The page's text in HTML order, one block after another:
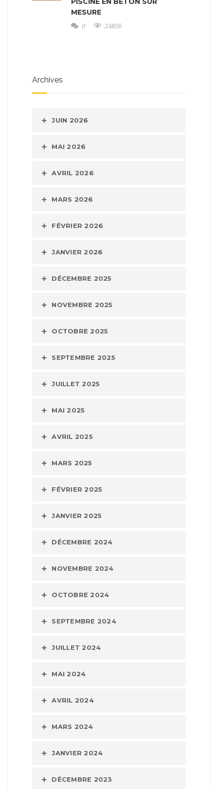
MESURE
0 24856
Archives
JUIN 2026
MAI 2026
AVRIL 2026
MARS 2026
FÉVRIER 2026
JANVIER 2026
DÉCEMBRE 2025
NOVEMBRE 2025
OCTOBRE 2025
SEPTEMBRE 2025
JUILLET 2025
MAI 2025
AVRIL 2025
MARS 2025
FÉVRIER 2025
JANVIER 2025
DÉCEMBRE 2024
NOVEMBRE 2024
OCTOBRE 2024
SEPTEMBRE 2024
JUILLET 2024
MAI 2024
AVRIL 2024
MARS 2024
JANVIER 2024
DÉCEMBRE 2023